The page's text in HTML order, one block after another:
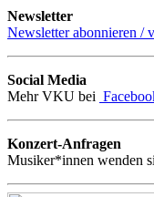
Newsletter
Newsletter abonnieren /
Social Media
Mehr VKU bei
Konzert-Anfragen
Musiker*innen wenden